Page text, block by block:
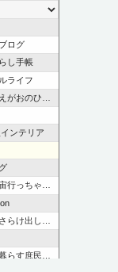
ログ
し手帳
ライフ
のひろば
ンテリア
ちゃう話
出します
マの日記ー